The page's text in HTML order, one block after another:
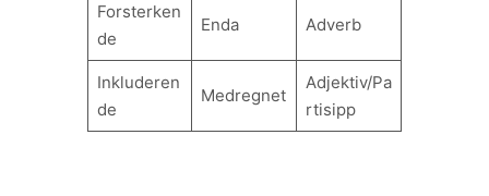
Forsterken
de
Enda Adverb
Inkluderen
de
Medregnet
Adjektiv/Pa
rtisipp